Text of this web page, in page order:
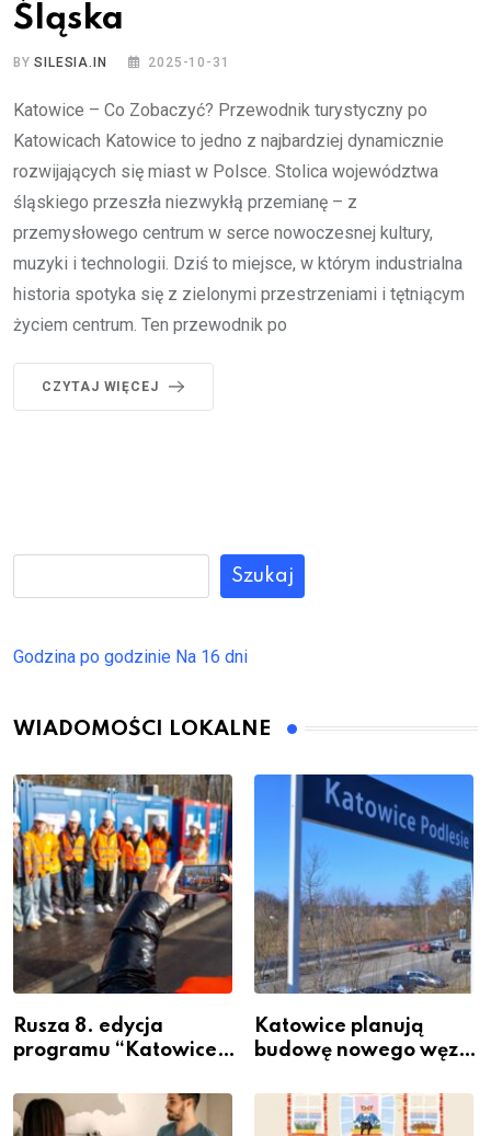
Śląska
BYSILESIA.IN 2025-10-31
Katowice – Co Zobaczyć? Przewodnik turystyczny po
Katowicach Katowice to jedno z najbardziej dynamicznie
rozwijających się miast w Polsce. Stolica województwa
śląskiego przeszła niezwykłą przemianę – z
przemysłowego centrum w serce nowoczesnej kultury,
muzyki i technologii. Dziś to miejsce, w którym industrialna
historia spotyka się z zielonymi przestrzeniami i tętniącym
życiem centrum. Ten przewodnik po
CZYTAJ WIĘCEJ
Szukaj
Godzina po godzinie Na 16 dni
WIADOMOŚCI LOKALNE
Rusza 8. edycja
programu “Katowice
– nabór dla
przedsiębiorców
Katowice planują
budowę nowego węzła
Podlesiu